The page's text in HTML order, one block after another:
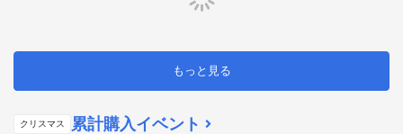
もっと見る
クリスマス 累計購入イベント